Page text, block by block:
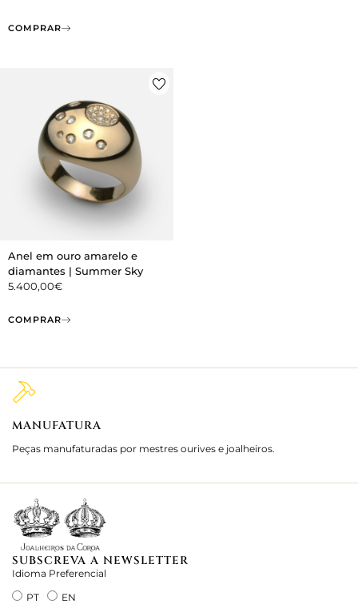
COMPRAR
Anel em ouro amarelo e
diamantes | Summer Sky
5.400,00€
COMPRAR
MANUFATURA
Peças manufaturadas por mestres ourives e joalheiros.
SUBSCREVA A NEWSLETTER
Idioma Preferencial
PT
EN